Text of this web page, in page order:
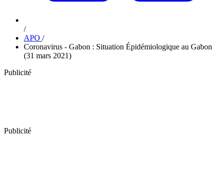
/
APO /
Coronavirus - Gabon : Situation Épidémiologique au Gabon
(31 mars 2021)
Publicité
Publicité